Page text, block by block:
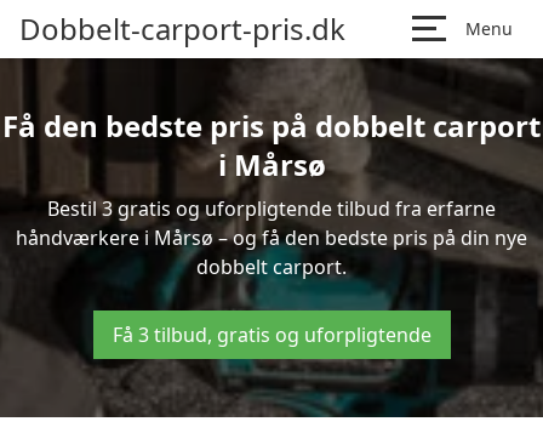
Dobbelt-carport-pris.dk Menu
Få den bedste pris på dobbelt carport
i Mårsø
Bestil 3 gratis og uforpligtende tilbud fra erfarne
håndværkere i Mårsø – og få den bedste pris på din nye
dobbelt carport.
Få 3 tilbud, gratis og uforpligtende